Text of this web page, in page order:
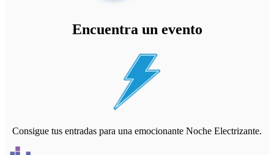
Encuentra un evento
Consigue tus entradas para una emocionante Noche Electrizante.